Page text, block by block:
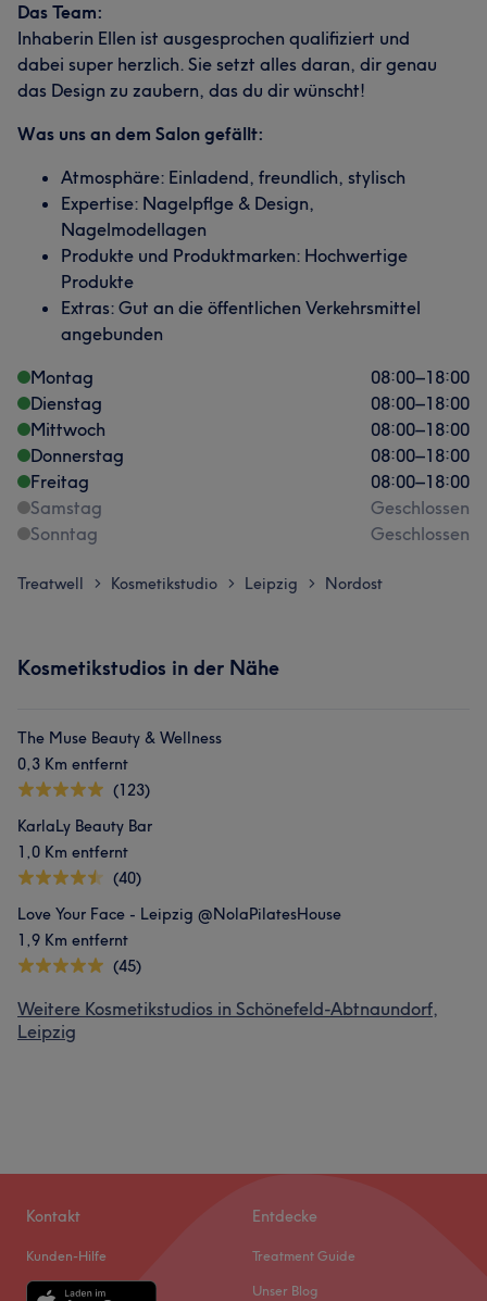
Das Team:
Inhaberin Ellen ist ausgesprochen qualifiziert und
dabei super herzlich. Sie setzt alles daran, dir genau
das Design zu zaubern, das du dir wünscht!
Was uns an dem Salon gefällt:
Atmosphäre: Einladend, freundlich, stylisch
Expertise: Nagelpflge & Design,
Nagelmodellagen
Produkte und Produktmarken: Hochwertige
Produkte
Extras: Gut an die öffentlichen Verkehrsmittel
angebunden
Montag
08:00–18:00
Dienstag
08:00–18:00
Mittwoch
08:00–18:00
Donnerstag
08:00–18:00
Freitag
08:00–18:00
Samstag
Geschlossen
Sonntag
Geschlossen
Treatwell > Kosmetikstudio > Leipzig > Nordost
Kosmetikstudios in der Nähe
The Muse Beauty & Wellness
0,3 Km entfernt
(123)
KarlaLy Beauty Bar
1,0 Km entfernt
(40)
Love Your Face - Leipzig @NolaPilatesHouse
1,9 Km entfernt
(45)
Weitere Kosmetikstudios in Schönefeld-Abtnaundorf,
Leipzig
Kontakt
Kunden-Hilfe
Entdecke
Treatment Guide
Unser Blog